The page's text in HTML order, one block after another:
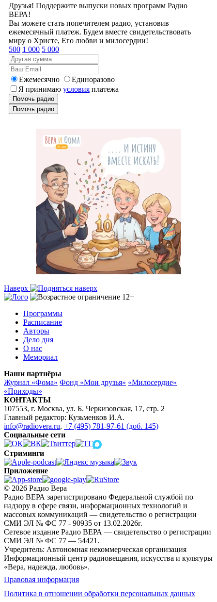
Друзья! Поддержите выпуски новых программ Радио
ВЕРА!
Вы можете стать попечителем радио, установив
ежемесячный платеж. Будем вместе свидетельствовать
миру о Христе, Его любви и милосердии!
500 1 000 5 000
Ежемесячно
Единоразово
Я принимаю условия платежа
Помочь радио
Помочь радио
Наверх
Программы
Расписание
Авторы
Дело дня
О нас
Мемориал
Наши партнёры
Журнал «Фома» Фонд «Мои друзья» «Милосердие»
«Приходы»
КОНТАКТЫ
107553, г. Москва, ул. Б. Черкизовская, 17, стр. 2
Главный редактор: Кузьменков И.А.
info@radiovera.ru, +7 (495) 781-97-61 (доб. 145)
Социальные сети
Стриминги
Приложение
© 2026 Радио Вера
Радио ВЕРА зарегистрировано Федеральной службой по
надзору в сфере связи, информационных технологий и
массовых коммуникаций — свидетельство о регистрации
СМИ ЭЛ № ФС 77 - 90935 от 13.02.2026г.
Сетевое издание Радио ВЕРА — свидетельство о регистрации
СМИ ЭЛ № ФС 77 — 54421.
Учредитель: Автономная некоммерческая организация
Информационный центр радиовещания, искусства и культуры
«Вера, надежда, любовь».
Правовая информация
Политика в отношении обработки персональных данных